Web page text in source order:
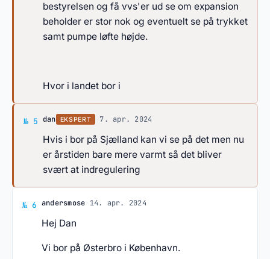
bestyrelsen og få vvs'er ud se om expansion
beholder er stor nok og eventuelt se på trykket
samt pumpe løfte højde.
Hvor i landet bor i
№ 5 Svar af dan
dan EKSPERT 7. apr. 2024
Hvis i bor på Sjælland kan vi se på det men nu
er årstiden bare mere varmt så det bliver
svært at indregulering
№ 6 Svar af andersmose
andersmose· 14. apr. 2024
Hej Dan
Vi bor på Østerbro i København.